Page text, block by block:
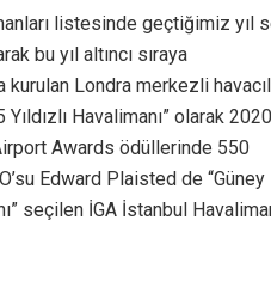
listesinde geçtiğimiz yıl
bu yıl altıncı sıraya
kurulan Londra merkezli
Havalimanı” olarak
Awards ödüllerinde 550
Edward Plaisted de “Güney
seçilen İGA İstanbul